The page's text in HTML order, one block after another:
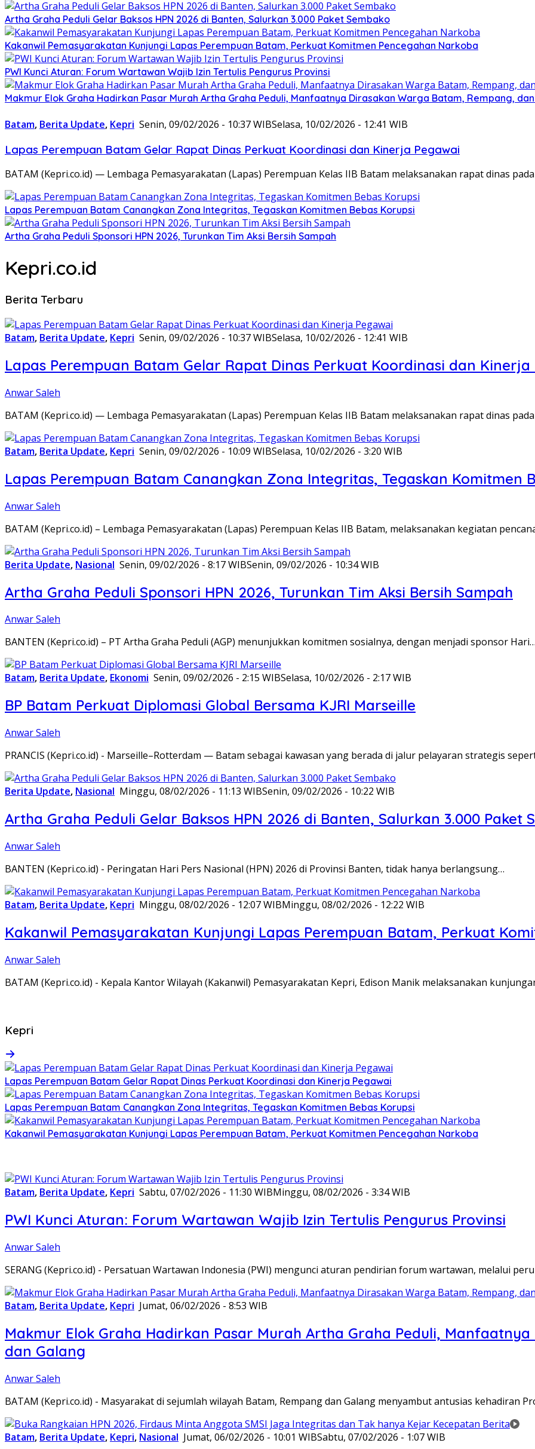
Artha Graha Peduli Gelar Baksos HPN 2026 di Banten, Salurkan 3.000 Paket Sembako
Kakanwil Pemasyarakatan Kunjungi Lapas Perempuan Batam, Perkuat Komitmen Pencegahan Narkoba
PWI Kunci Aturan: Forum Wartawan Wajib Izin Tertulis Pengurus Provinsi
Makmur Elok Graha Hadirkan Pasar Murah Artha Graha Peduli, Manfaatnya Dirasakan Warga Batam, Rempang,
Batam, Berita Update, Kepri Senin, 09/02/2026 - 10:37 WIBSelasa, 10/02/2026 - 12:41 WIB
Lapas Perempuan Batam Gelar Rapat Dinas Perkuat Koordinasi dan Kinerja Pegawai
BATAM (Kepri.co.id) — Lembaga Pemasyarakatan (Lapas) Perempuan Kelas IIB Batam melaksanakan rapat dinas
Lapas Perempuan Batam Canangkan Zona Integritas, Tegaskan Komitmen Bebas Korupsi
Artha Graha Peduli Sponsori HPN 2026, Turunkan Tim Aksi Bersih Sampah
Kepri.co.id
Berita Terbaru
Batam, Berita Update, Kepri Senin, 09/02/2026 - 10:37 WIBSelasa, 10/02/2026 - 12:41 WIB
Lapas Perempuan Batam Gelar Rapat Dinas Perkuat Koordinasi dan Kinerja
Anwar Saleh
BATAM (Kepri.co.id) — Lembaga Pemasyarakatan (Lapas) Perempuan Kelas IIB Batam melaksanakan rapat dinas
Batam, Berita Update, Kepri Senin, 09/02/2026 - 10:09 WIBSelasa, 10/02/2026 - 3:20 WIB
Lapas Perempuan Batam Canangkan Zona Integritas, Tegaskan Komitmen
Anwar Saleh
BATAM (Kepri.co.id) – Lembaga Pemasyarakatan (Lapas) Perempuan Kelas IIB Batam, melaksanakan kegiatan
Berita Update, Nasional Senin, 09/02/2026 - 8:17 WIBSenin, 09/02/2026 - 10:34 WIB
Artha Graha Peduli Sponsori HPN 2026, Turunkan Tim Aksi Bersih Sampah
Anwar Saleh
BANTEN (Kepri.co.id) – PT Artha Graha Peduli (AGP) menunjukkan komitmen sosialnya, dengan menjadi sponsor Hari…
Batam, Berita Update, Ekonomi Senin, 09/02/2026 - 2:15 WIBSelasa, 10/02/2026 - 2:17 WIB
BP Batam Perkuat Diplomasi Global Bersama KJRI Marseille
Anwar Saleh
PRANCIS (Kepri.co.id) - Marseille–Rotterdam — Batam sebagai kawasan yang berada di jalur pelayaran strategis
Berita Update, Nasional Minggu, 08/02/2026 - 11:13 WIBSenin, 09/02/2026 - 10:22 WIB
Artha Graha Peduli Gelar Baksos HPN 2026 di Banten, Salurkan 3.000 Paket
Anwar Saleh
BANTEN (Kepri.co.id) - Peringatan Hari Pers Nasional (HPN) 2026 di Provinsi Banten, tidak hanya berlangsung…
Batam, Berita Update, Kepri Minggu, 08/02/2026 - 12:07 WIBMinggu, 08/02/2026 - 12:22 WIB
Kakanwil Pemasyarakatan Kunjungi Lapas Perempuan Batam, Perkuat
Anwar Saleh
BATAM (Kepri.co.id) - Kepala Kantor Wilayah (Kakanwil) Pemasyarakatan Kepri, Edison Manik melaksanakan
Kepri
Lapas Perempuan Batam Gelar Rapat Dinas Perkuat Koordinasi dan Kinerja Pegawai
Lapas Perempuan Batam Canangkan Zona Integritas, Tegaskan Komitmen Bebas Korupsi
Kakanwil Pemasyarakatan Kunjungi Lapas Perempuan Batam, Perkuat Komitmen Pencegahan Narkoba
Batam, Berita Update, Kepri Sabtu, 07/02/2026 - 11:30 WIBMinggu, 08/02/2026 - 3:34 WIB
PWI Kunci Aturan: Forum Wartawan Wajib Izin Tertulis Pengurus Provinsi
Anwar Saleh
SERANG (Kepri.co.id) - Persatuan Wartawan Indonesia (PWI) mengunci aturan pendirian forum wartawan, melalui
Batam, Berita Update, Kepri Jumat, 06/02/2026 - 8:53 WIB
Makmur Elok Graha Hadirkan Pasar Murah Artha Graha Peduli,
dan Galang
Anwar Saleh
BATAM (Kepri.co.id) - Masyarakat di sejumlah wilayah Batam, Rempang dan Galang menyambut antusias kehadiran
Batam, Berita Update, Kepri, Nasional Jumat, 06/02/2026 - 10:01 WIBSabtu, 07/02/2026 - 1:07 WIB